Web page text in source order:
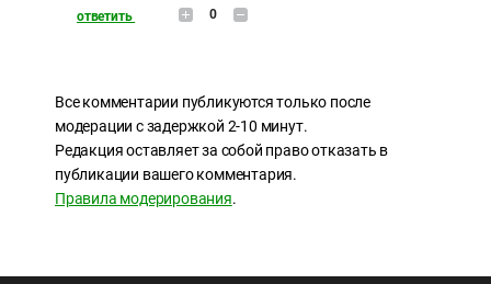
ответить 0
Все комментарии публикуются только после
модерации с задержкой 2-10 минут.
Редакция оставляет за собой право отказать в
публикации вашего комментария.
Правила модерирования.